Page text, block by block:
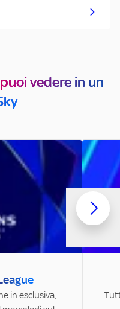
vedere in un
in esclusiva,